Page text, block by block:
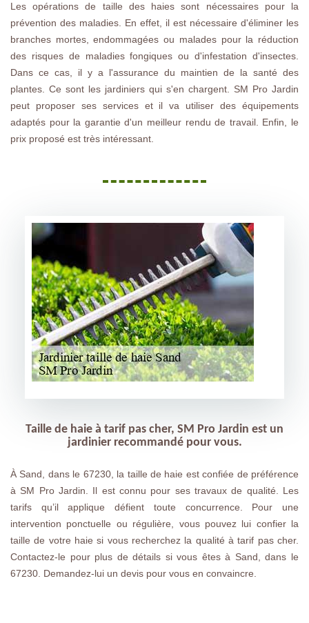
Les opérations de taille des haies sont nécessaires pour la
prévention des maladies. En effet, il est nécessaire d'éliminer les
branches mortes, endommagées ou malades pour la réduction
des risques de maladies fongiques ou d'infestation d'insectes.
Dans ce cas, il y a l'assurance du maintien de la santé des
plantes. Ce sont les jardiniers qui s'en chargent. SM Pro Jardin
peut proposer ses services et il va utiliser des équipements
adaptés pour la garantie d'un meilleur rendu de travail. Enfin, le
prix proposé est très intéressant.
Taille de haie à tarif pas cher, SM Pro Jardin est un
jardinier recommandé pour vous.
À Sand, dans le 67230, la taille de haie est confiée de préférence
à SM Pro Jardin. Il est connu pour ses travaux de qualité. Les
tarifs qu’il applique défient toute concurrence. Pour une
intervention ponctuelle ou régulière, vous pouvez lui confier la
taille de votre haie si vous recherchez la qualité à tarif pas cher.
Contactez-le pour plus de détails si vous êtes à Sand, dans le
67230. Demandez-lui un devis pour vous en convaincre.